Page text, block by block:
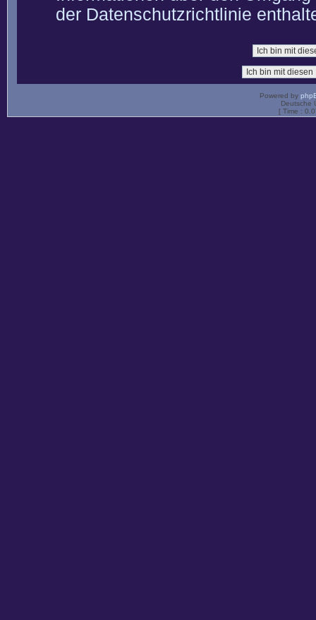
der Datenschutzrichtlinie
Powered by
Deutsche
[ Time :